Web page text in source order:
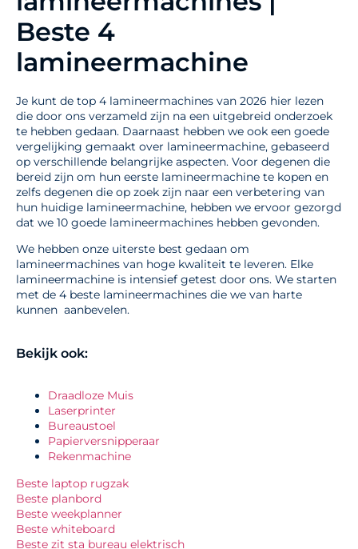
Beste 4
lamineermachine
Je kunt de top 4 lamineermachines van 2026 hier lezen
die door ons verzameld zijn na een uitgebreid onderzoek
te hebben gedaan. Daarnaast hebben we ook een goede
vergelijking gemaakt over lamineermachine, gebaseerd
op verschillende belangrijke aspecten. Voor degenen die
bereid zijn om hun eerste lamineermachine te kopen en
zelfs degenen die op zoek zijn naar een verbetering van
hun huidige lamineermachine, hebben we ervoor gezorgd
dat we 10 goede lamineermachines hebben gevonden.
We hebben onze uiterste best gedaan om
lamineermachines van hoge kwaliteit te leveren. Elke
lamineermachine is intensief getest door ons. We starten
met de 4 beste lamineermachines die we van harte
kunnen aanbevelen.
Bekijk ook:
Draadloze Muis
Laserprinter
Bureaustoel
Papierversnipperaar
Rekenmachine
Beste laptop rugzak
Beste planbord
Beste weekplanner
Beste whiteboard
Beste zit sta bureau elektrisch